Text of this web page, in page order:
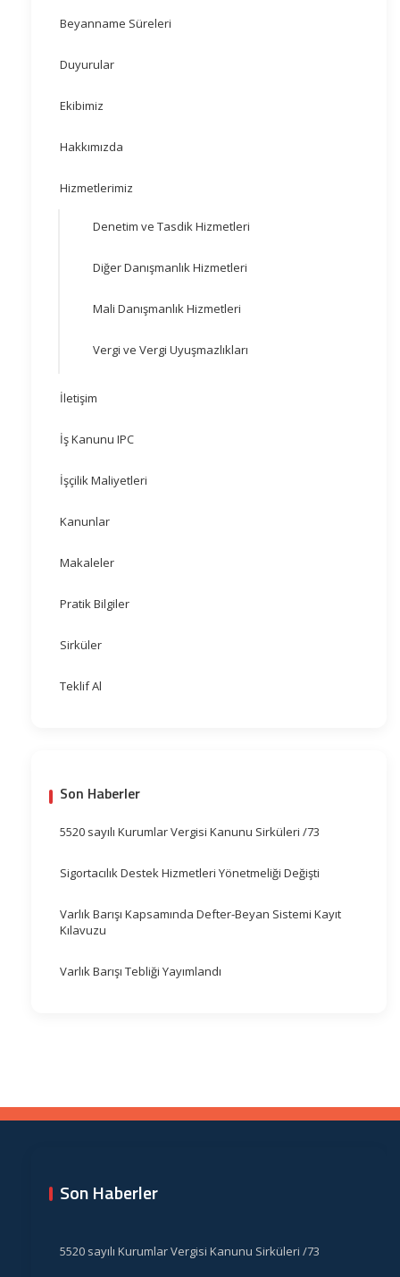
Beyanname Süreleri
Duyurular
Ekibimiz
Hakkımızda
Hizmetlerimiz
Denetim ve Tasdik Hizmetleri
Diğer Danışmanlık Hizmetleri
Mali Danışmanlık Hizmetleri
Vergi ve Vergi Uyuşmazlıkları
İletişim
İş Kanunu IPC
İşçilik Maliyetleri
Kanunlar
Makaleler
Pratik Bilgiler
Sirküler
Teklif Al
Son Haberler
5520 sayılı Kurumlar Vergisi Kanunu Sirküleri /73
Sigortacılık Destek Hizmetleri Yönetmeliği Değişti
Varlık Barışı Kapsamında Defter-Beyan Sistemi Kayıt
Kılavuzu
Varlık Barışı Tebliği Yayımlandı
Son Haberler
5520 sayılı Kurumlar Vergisi Kanunu Sirküleri /73